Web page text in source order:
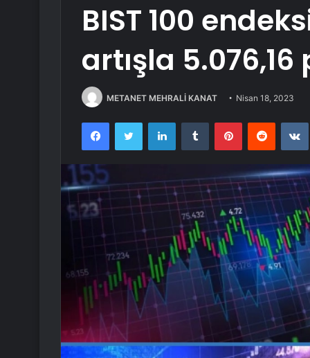
BIST 100
artışla
METANET MEHRALİ KANAT Nisan 18, 2023
FacebookTwitter LinkedInTumblr PinterestReddit